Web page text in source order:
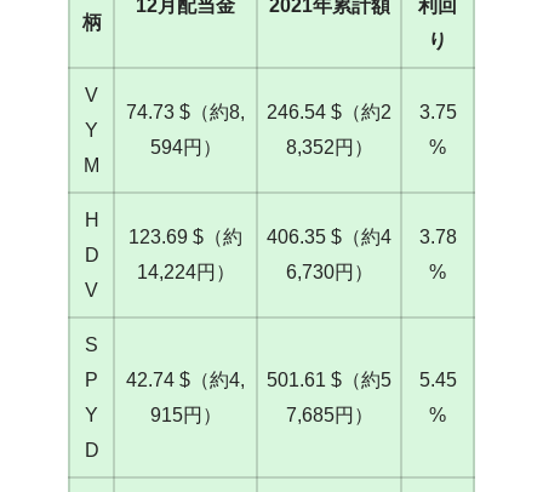
柄
12月配当金 2021年累計額
利回
り
V
Y
M
74.73 $（約8,
594円）
246.54 $（約2
8,352円）
3.75
%
H
D
V
123.69 $（約
14,224円）
406.35 $（約4
6,730円）
3.78
%
S
P
Y
D
42.74 $（約4,
915円）
501.61 $（約5
7,685円）
5.45
%